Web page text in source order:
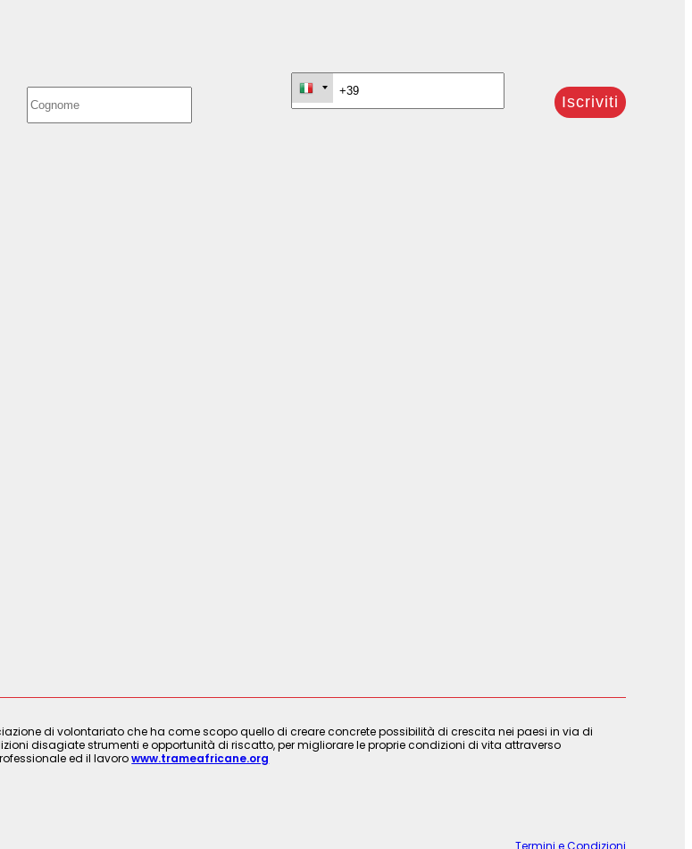
di volontariato che ha come scopo quello di creare concrete possibilità di crescita nei paesi in via di
disagiate strumenti e opportunità di riscatto, per migliorare le proprie condizioni di vita attraverso
ed il lavorowww.trameafricane.org
Termini e Condizioni